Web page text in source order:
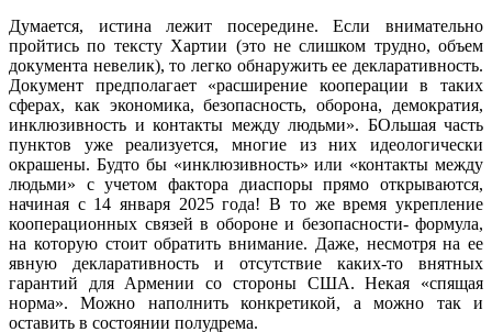
Думается, истина лежит посередине. Если внимательно
пройтись по тексту Хартии (это не слишком трудно, объем
документа невелик), то легко обнаружить ее декларативность.
Документ предполагает «расширение кооперации в таких
сферах, как экономика, безопасность, оборона, демократия,
инклюзивность и контакты между людьми». БОльшая часть
пунктов уже реализуется, многие из них идеологически
окрашены. Будто бы «инклюзивность» или «контакты между
людьми» с учетом фактора диаспоры прямо открываются,
начиная с 14 января 2025 года! В то же время укрепление
кооперационных связей в обороне и безопасности- формула,
на которую стоит обратить внимание. Даже, несмотря на ее
явную декларативность и отсутствие каких-то внятных
гарантий для Армении со стороны США. Некая «спящая
норма». Можно наполнить конкретикой, а можно так и
оставить в состоянии полудрема.